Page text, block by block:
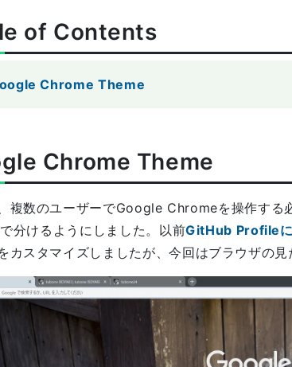
of Contents
Chrome Theme
Chrome Theme
複数のユーザーでGoogle Chromeを操作する
分けるようにしました。以前GitHub Profileに
カスタマイズしましたが、今回はブラウザの見